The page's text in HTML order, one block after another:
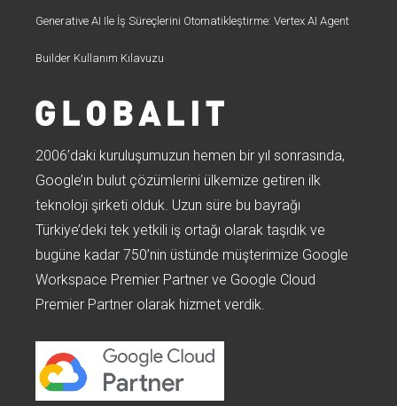
Generative AI Ile İş Süreçlerini Otomatikleştirme: Vertex AI Agent
Builder Kullanım Kılavuzu
2006’daki kuruluşumuzun hemen bir yıl sonrasında,
Google’ın bulut çözümlerini ülkemize getiren ilk
teknoloji şirketi olduk. Uzun süre bu bayrağı
Türkiye’deki tek yetkili iş ortağı olarak taşıdık ve
bugüne kadar 750’nin üstünde müşterimize Google
Workspace Premier Partner ve Google Cloud
Premier Partner olarak hizmet verdik.